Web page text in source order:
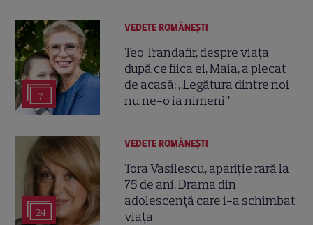
7
VEDETE ROMÂNEŞTI
Teo Trandafir, despre viața
după ce fiica ei, Maia, a plecat
de acasă: „Legătura dintre noi
nu ne-o ia nimeni”
24
VEDETE ROMÂNEŞTI
Tora Vasilescu, apariție rară la
75 de ani. Drama din
adolescență care i-a schimbat
viața